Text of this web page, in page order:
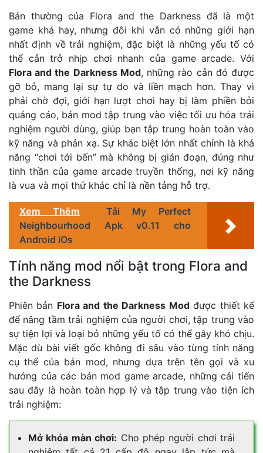
Bản thường của Flora and the Darkness đã là một
game khá hay, nhưng đôi khi vẫn có những giới hạn
nhất định về trải nghiệm, đặc biệt là những yếu tố có
thể cản trở nhịp chơi nhanh của game arcade. Với
Flora and the Darkness Mod, những rào cản đó được
gỡ bỏ, mang lại sự tự do và liền mạch hơn. Thay vì
phải chờ đợi, giới hạn lượt chơi hay bị làm phiền bởi
quảng cáo, bản mod tập trung vào việc tối ưu hóa trải
nghiệm người dùng, giúp bạn tập trung hoàn toàn vào
kỹ năng và phản xạ. Sự khác biệt lớn nhất chính là khả
năng “chơi tới bến” mà không bị gián đoạn, đúng như
tinh thần của game arcade truyền thống, nơi kỹ năng
là vua và mọi thứ khác chỉ là nền tảng hỗ trợ.
Xem Thêm
Tải My Perfect
Neighbourhood Apk v0.11 cho
Android iOs
Tính năng mod nổi bật trong Flora and
the Darkness
Phiên bản Flora and the Darkness Modđược thiết kế
để nâng tầm trải nghiệm của người chơi, tập trung vào
sự tiện lợi và loại bỏ những yếu tố có thể gây khó chịu.
Mặc dù bài viết gốc không đi sâu vào từng tính năng
cụ thể của bản mod, nhưng dựa trên tên gọi và xu
hướng của các bản mod game arcade, những cải tiến
sau đây là hoàn toàn hợp lý và tập trung vào tiện ích
trải nghiệm:
Mở khóa màn chơi: Cho phép người chơi trải